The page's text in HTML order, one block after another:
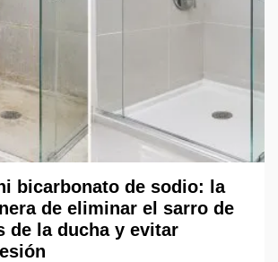
bicarbonato de sodio: la
de eliminar el sarro de
de la ducha y evitar